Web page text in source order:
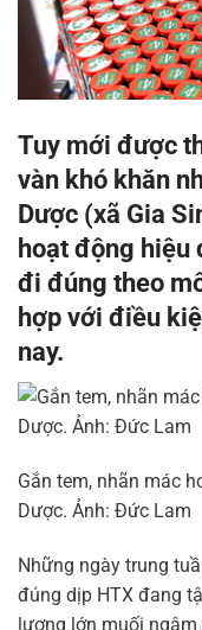
Tuy mới được
vàn khó khăn
Dược (xã Gia
hoạt động hiệu
đi đúng theo
hợp với điều
nay.
Gắn tem, nhãn mác
Dược. Ảnh: Đức Lam
Những ngày trung
đúng dịp HTX đang
lượng lớn muối